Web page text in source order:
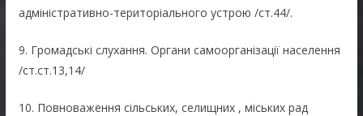
адміністративно-територіального устрою /ст.44/.
9. Громадські слухання. Органи самоорганізації населення
/ст.ст.13,14/
10. Повноваження сільських, селищних , міських рад